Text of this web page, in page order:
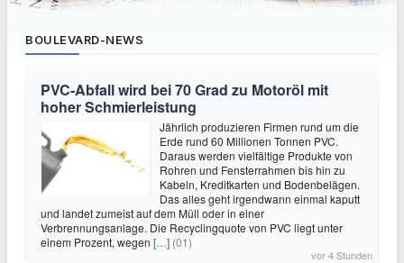
BOULEVARD-NEWS
PVC-Abfall wird bei 70 Grad zu Motoröl mit
hoher Schmierleistung
Jährlich produzieren Firmen rund um die
Erde rund 60 Millionen Tonnen PVC.
Daraus werden vielfältige Produkte von
Rohren und Fensterrahmen bis hin zu
Kabeln, Kreditkarten und Bodenbelägen.
Das alles geht irgendwann einmal kaputt
und landet zumeist auf dem Müll oder in einer
Verbrennungsanlage. Die Recyclingquote von PVC liegt unter
einem Prozent, wegen […] (01)
vor 4 Stunden